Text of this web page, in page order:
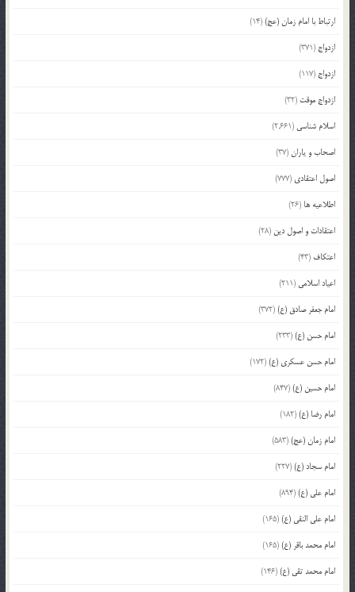
ارتباط با امام زمان (عج)(14)
ازدواج (371)
ازدواج (117)
ازدواج موقت (32)
اسلام شناسی (2,661)
اصحاب و یاران(37)
اصول اعتقادی (777)
اطلاعیه ها (26)
اعتقادات و اصول دین (28)
اعتکاف (43)
اعیاد اسلامی (211)
امام جعفر صادق (ع)(372)
امام حسن (ع)(233)
امام حسن عسکری (ع)(172)
امام حسین (ع)(847)
امام رضا (ع)(182)
امام زمان (عج)(583)
امام سجاد (ع)(227)
امام علی (ع)(894)
امام علی النقی (ع)(165)
امام محمد باقر (ع)(165)
امام محمد تقی (ع)(146)